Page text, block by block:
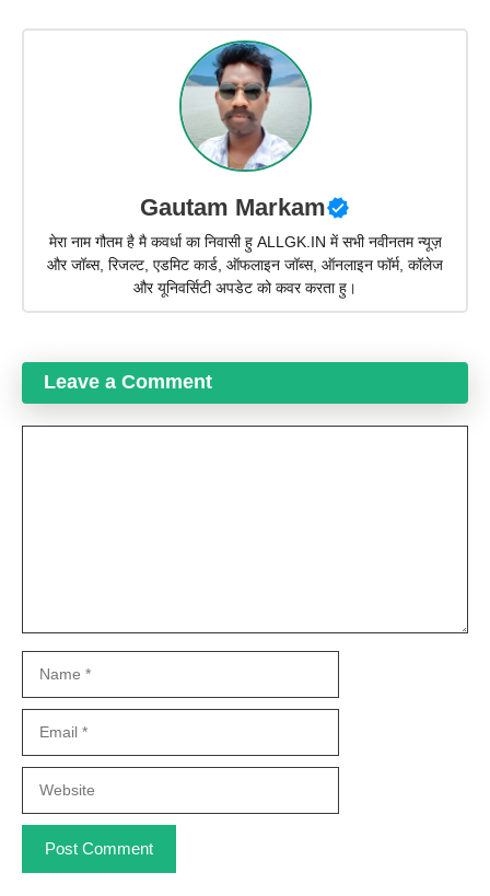
Gautam Markam
मेरा नाम गौतम है मै कवर्धा का निवासी हु ALLGK.IN में सभी नवीनतम न्यूज़
और जॉब्स, रिजल्ट, एडमिट कार्ड, ऑफलाइन जॉब्स, ऑनलाइन फॉर्म, कॉलेज
और यूनिवर्सिटी अपडेट को कवर करता हु।
Leave a Comment